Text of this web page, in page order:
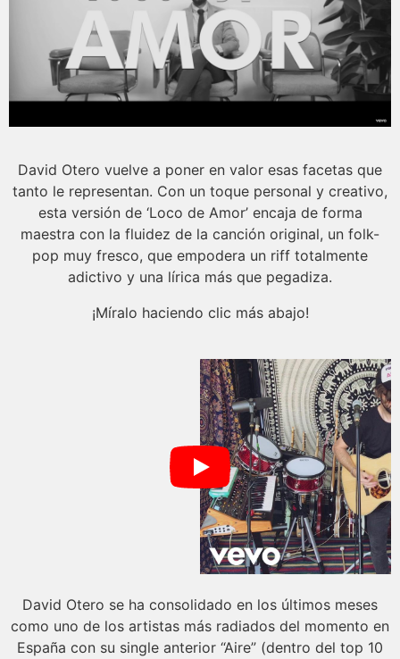
David Otero vuelve a poner en valor esas facetas que
tanto le representan. Con un toque personal y creativo,
esta versión de ‘Loco de Amor’ encaja de forma
maestra con la fluidez de la canción original, un folk-
pop muy fresco, que empodera un riff totalmente
adictivo y una lírica más que pegadiza.
¡Míralo haciendo clic más abajo!
David Otero se ha consolidado en los últimos meses
como uno de los artistas más radiados del momento en
España con su single anterior “Aire” (dentro del top 10